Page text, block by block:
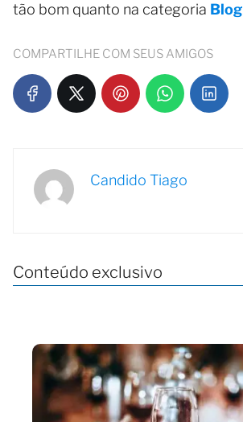
tão bom quanto na categoria Blog
COMPARTILHE COM SEUS AMIGOS
Candido Tiago
Conteúdo exclusivo